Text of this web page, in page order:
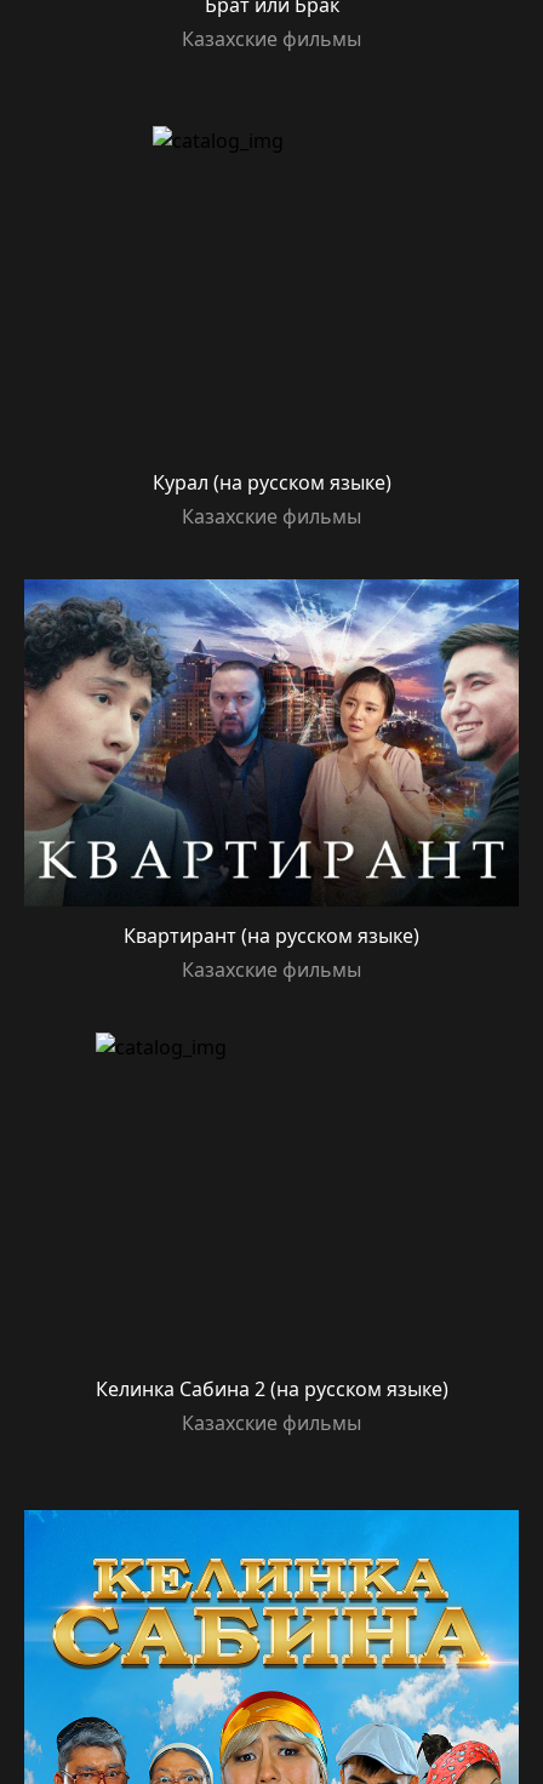
Казахские фильмы
Курал (на русском языке)
Казахские фильмы
Квартирант (на русском языке)
Казахские фильмы
Келинка Сабина 2 (на русском языке)
Казахские фильмы